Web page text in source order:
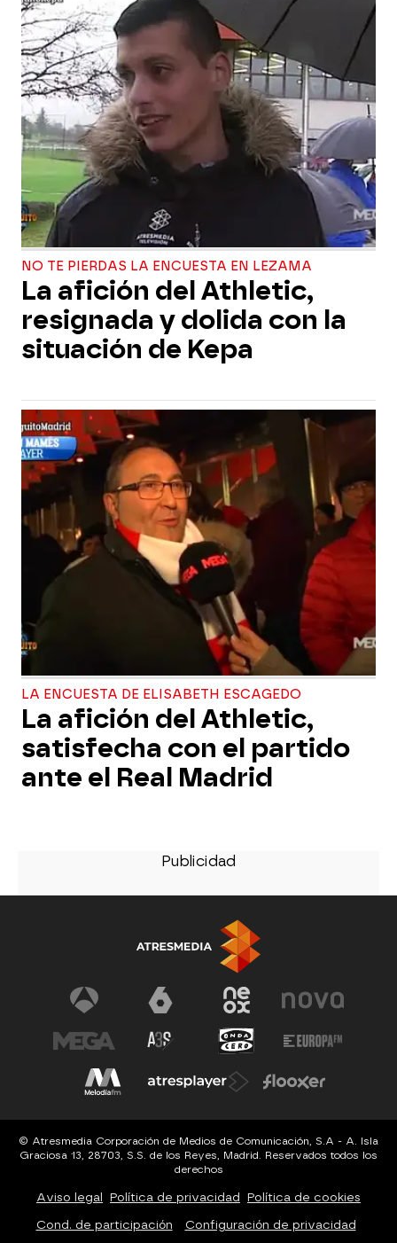
NO TE PIERDAS LA ENCUESTA EN LEZAMA
La afición del Athletic,
resignada y dolida con la
situación de Kepa
LA ENCUESTA DE ELISABETH ESCAGEDO
La afición del Athletic,
satisfecha con el partido
ante el Real Madrid
© Atresmedia Corporación de Medios de Comunicación, S.A - A. Isla
Graciosa 13, 28703, S.S. de los Reyes, Madrid. Reservados todos los
derechos
Aviso legal Política de privacidad Política de cookies
Cond. de participación Configuración de privacidad